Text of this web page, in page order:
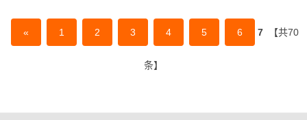
« 1 2 3 4 5 6 7【共70
条】